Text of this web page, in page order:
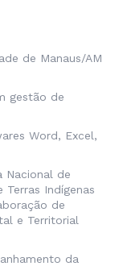
de Manaus/AM
gestão de
Word, Excel,
Nacional de
Indígenas
de
e Territorial
da